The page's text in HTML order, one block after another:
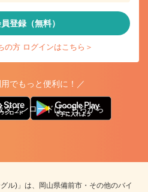
登録（無料）
の方 ログインはこちら＞
でもっと便利に！／
ダウンロードはこちらから
ル)」は、岡山県備前市・その他のバイ